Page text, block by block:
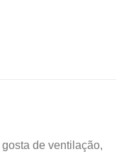
de ventilação,